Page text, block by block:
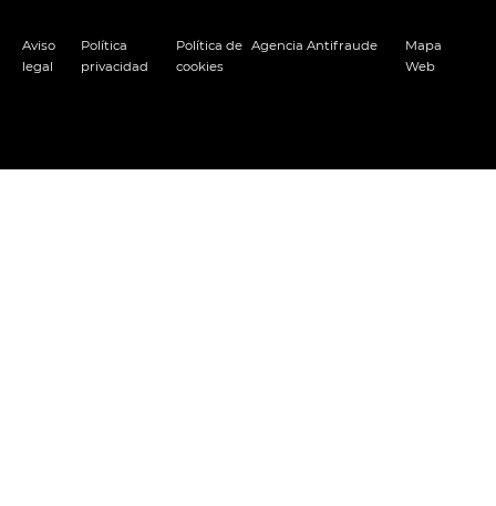
Aviso
legal
Política
privacidad
Política de
cookies
Agencia Antifraude
Mapa
Web